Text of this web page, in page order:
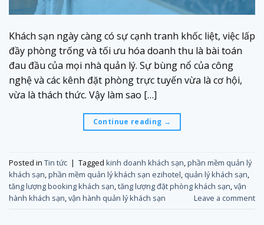
Khách sạn ngày càng có sự cạnh tranh khốc liệt, việc lấp
đầy phòng trống và tối ưu hóa doanh thu là bài toán
đau đầu của mọi nhà quản lý. Sự bùng nổ của công
nghệ và các kênh đặt phòng trực tuyến vừa là cơ hội,
vừa là thách thức. Vậy làm sao […]
Continue reading →
Posted in Tin tức | Tagged kinh doanh khách sạn,phần mềm quản lý
khách sạn,phần mềm quản lý khách sạn ezihotel, quản lý khách sạn,
tăng lượng booking khách sạn,tăng lượng đặt phòng khách sạn,vận
hành khách sạn,vận hành quản lý khách sạn Leave a comment